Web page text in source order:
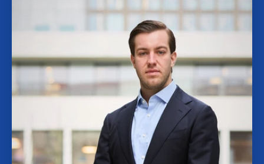
O nama
Kontakt
HR